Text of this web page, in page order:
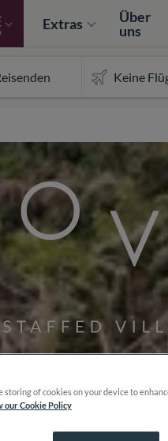
Extras
Über
uns
storing of cookies on your device to
our Cookie Policy